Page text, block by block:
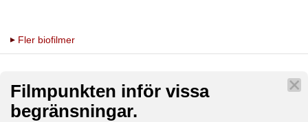
Fler biofilmer
Filmpunkten inför vissa
begränsningar.